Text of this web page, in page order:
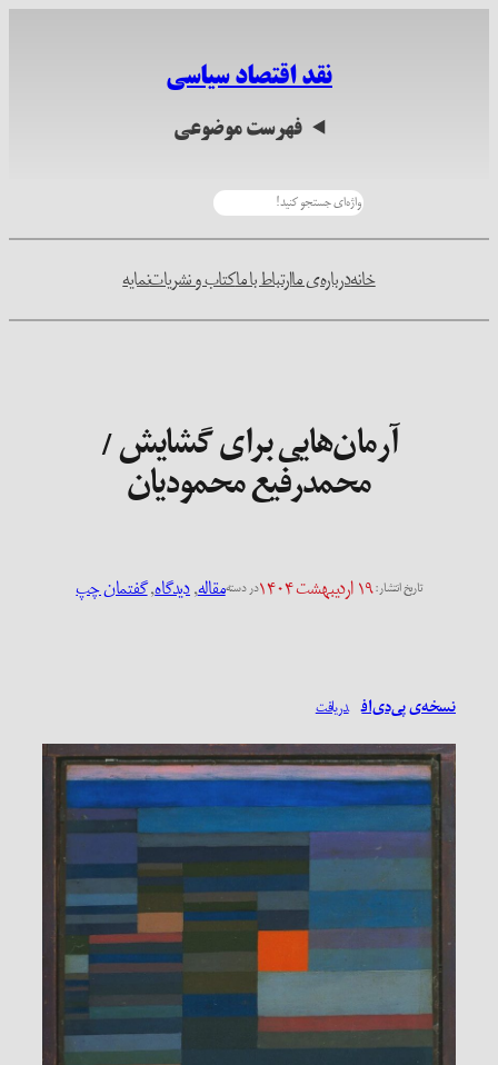
نقد اقتصاد سیاسی
فهرست موضوعی
خانهدرباره‌ی ماارتباط با ماکتاب و نشریاتنمایه
آرمان‌هایی برای گشایش /
محمدرفیع محمودیان
تاریخ انتشار:۱۹ اردیبهشت ۱۴۰۴ در دستهمقاله, دیدگاه, گفتمان چپ
نسخه‌ی پی‌دی‌اف دریافت